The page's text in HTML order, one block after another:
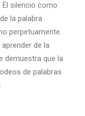
El silencio como
la palabra
perpetuamente.
de la
demuestra que la
de palabras